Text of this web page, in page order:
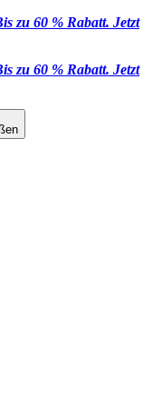
zu 60 % Rabatt. Jetzt
zu 60 % Rabatt. Jetzt